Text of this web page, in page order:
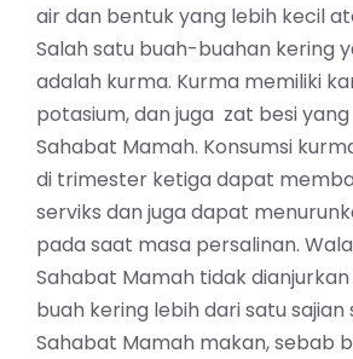
air dan bentuk yang lebih kecil
Salah satu buah-buahan kering
adalah kurma. Kurma memiliki
potasium, dan juga zat besi
Sahabat Mamah. Konsumsi
di trimester ketiga dapat
serviks dan juga dapat
pada saat masa persalinan.
Sahabat Mamah tidak
buah kering lebih dari satu sajian
Sahabat Mamah makan, sebab